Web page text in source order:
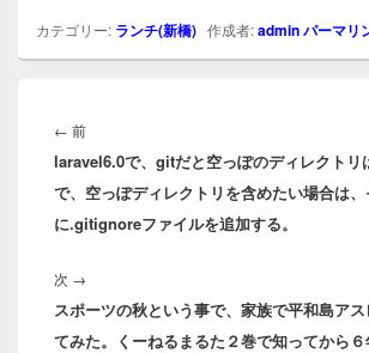
カテゴリー: ランチ(新橋) 作成者:adminパーマリ
稿
ナ
ビ
ゲ
ー
ョ
ン
← 前前
の
投
稿:
laravel6.0で、gitだと空っぽのディレクトリ
で、空っぽディレクトリを含めたい場合は、
に.gitignoreファイルを追加する。
次 →
の
投
スポーツの秋という事で、家族で平和島ア
てみた。くーねるまるた２巻で知ってから